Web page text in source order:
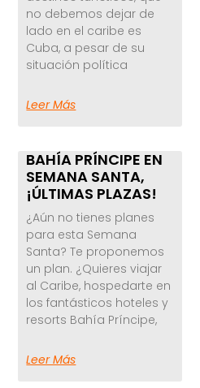
no debemos dejar de
lado en el caribe es
Cuba, a pesar de su
situación política
Leer Más
BAHÍA PRÍNCIPE EN
SEMANA SANTA,
¡ÚLTIMAS PLAZAS!
¿Aún no tienes planes
para esta Semana
Santa? Te proponemos
un plan. ¿Quieres viajar
al Caribe, hospedarte en
los fantásticos hoteles y
resorts Bahía Príncipe,
Leer Más